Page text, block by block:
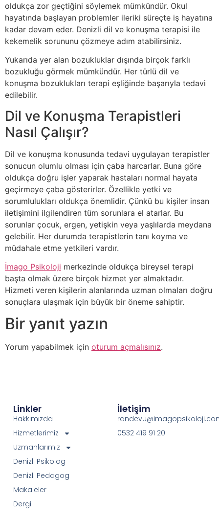
oldukça zor geçtiğini söylemek mümkündür. Okul
hayatında başlayan problemler ileriki süreçte iş hayatına
kadar devam eder. Denizli dil ve konuşma terapisi ile
kekemelik sorununu çözmeye adım atabilirsiniz.
Yukarıda yer alan bozukluklar dışında birçok farklı
bozukluğu görmek mümkündür. Her türlü dil ve
konuşma bozuklukları terapi eşliğinde başarıyla tedavi
edilebilir.
Dil ve Konuşma Terapistleri
Nasıl Çalışır?
Dil ve konuşma konusunda tedavi uygulayan terapistler
sonucun olumlu olması için çaba harcarlar. Buna göre
oldukça doğru işler yaparak hastaları normal hayata
geçirmeye çaba gösterirler. Özellikle yetki ve
sorumlulukları oldukça önemlidir. Çünkü bu kişiler insan
iletişimini ilgilendiren tüm sorunlara el atarlar. Bu
sorunlar çocuk, ergen, yetişkin veya yaşlılarda meydana
gelebilir. Her durumda terapistlerin tanı koyma ve
müdahale etme yetkileri vardır.
İmago Psikoloji merkezinde oldukça bireysel terapi
başta olmak üzere birçok hizmet yer almaktadır.
Hizmeti veren kişilerin alanlarında uzman olmaları doğru
sonuçlara ulaşmak için büyük bir öneme sahiptir.
Bir yanıt yazın
Yorum yapabilmek için oturum açmalısınız.
Linkler
Hakkımızda
Hizmetlerimiz
Uzmanlarımız
Denizli Psikolog
Denizli Pedagog
Makaleler
Dergi
İletişim
0532 419 91 20